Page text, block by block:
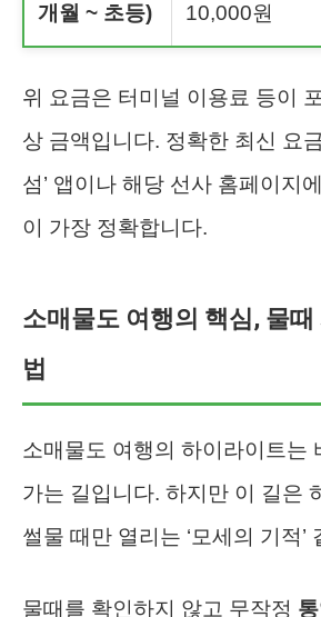
개월 ~ 초등) 10,000원
위 요금은 터미널 이용료 등이
상 금액입니다. 정확한 최신 요
섬’ 앱이나 해당 선사 홈페이지
이 가장 정확합니다.
소매물도 여행의 핵심, 물
법
소매물도 여행의 하이라이트는
가는 길입니다. 하지만 이 길은
썰물 때만 열리는 ‘모세의 기적’
물때를 확인하지 않고 무작정